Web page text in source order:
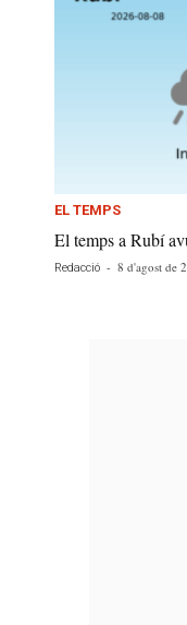
EL TEMPS
El temps a Rubí
Redacció - 8 d'agost de